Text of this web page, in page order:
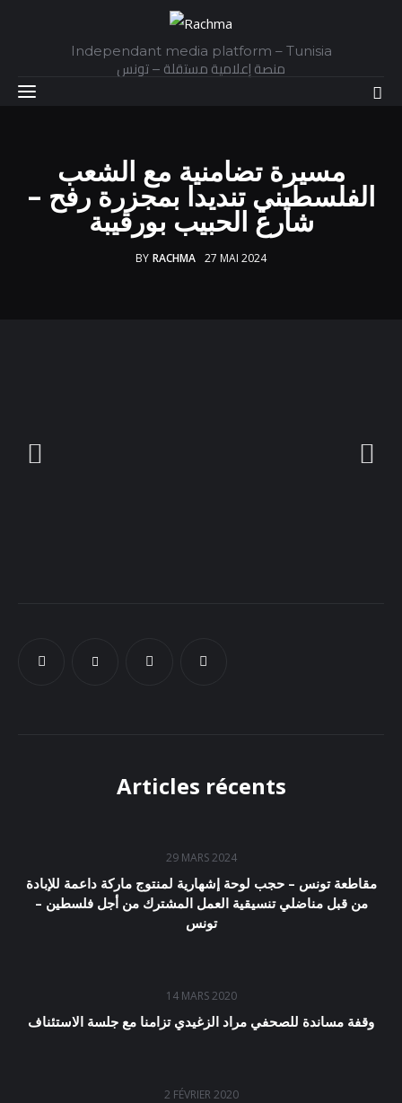
Independant media platform – Tunisia
منصة إعلامية مستقلة – تونس
Docs
مسيرة تضامنية مع الشعب
الفلسطيني تنديدا بمجزرة رفح –
شارع الحبيب بورقيبة
BY RACHMA 27 MAI 2024
Articles récents
29 MARS 2024
مقاطعة تونس – حجب لوحة إشهارية لمنتوج ماركة داعمة للإبادة
من قبل مناضلي تنسيقية العمل المشترك من أجل فلسطين –
تونس
14 MARS 2020
وقفة مساندة للصحفي مراد الزغيدي تزامنا مع جلسة الاستئناف
2 FÉVRIER 2020